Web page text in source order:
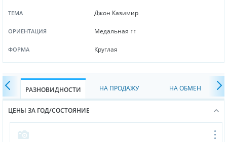
ТЕМА Джон Казимир
ОРИЕНТАЦИЯ Медальная ↑↑
ФОРМА Круглая
РАЗНОВИДНОСТИ НА ПРОДАЖУ НА ОБМЕН
ЦЕНЫ ЗА ГОД/СОСТОЯНИЕ